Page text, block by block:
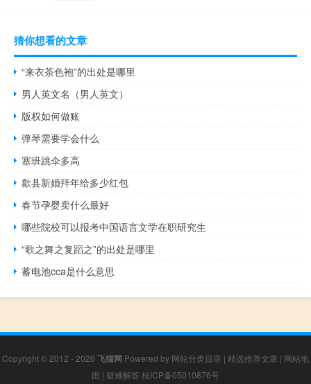
猜你想看的文章
“来衣茶色袍”的出处是哪里
男人英文名（男人英文）
版权如何做账
弹琴需要学会什么
塞班跳伞多高
歙县新婚拜年给多少红包
春节孕婴卖什么最好
哪些院校可以报考中国语言文学在职研究生
“歌之舞之复蹈之”的出处是哪里
蓄电池cca是什么意思
Copyright © 2012 - 2026 飞猫网 Powered by 网站分类目录 | 精选推荐文章 | 网站地
图 | 疑难解答 桂ICP备05010876号